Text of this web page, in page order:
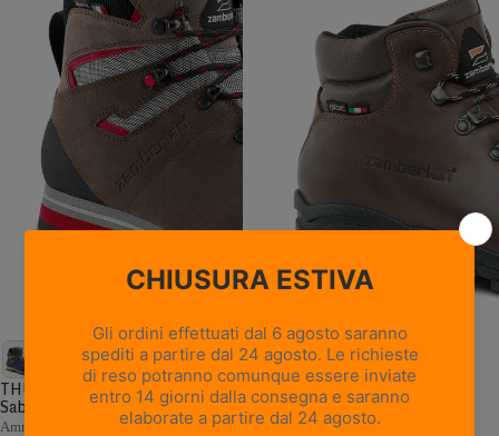
THUNDER GTX - Marrone /
Sabbia
Ammortizzazione e stabilità adattive a
18 recensioni
NEW TRAIL LITE GTX -
Marrone Nocciola
Pelle pieno fiore con trattamento
Hydrobloc®